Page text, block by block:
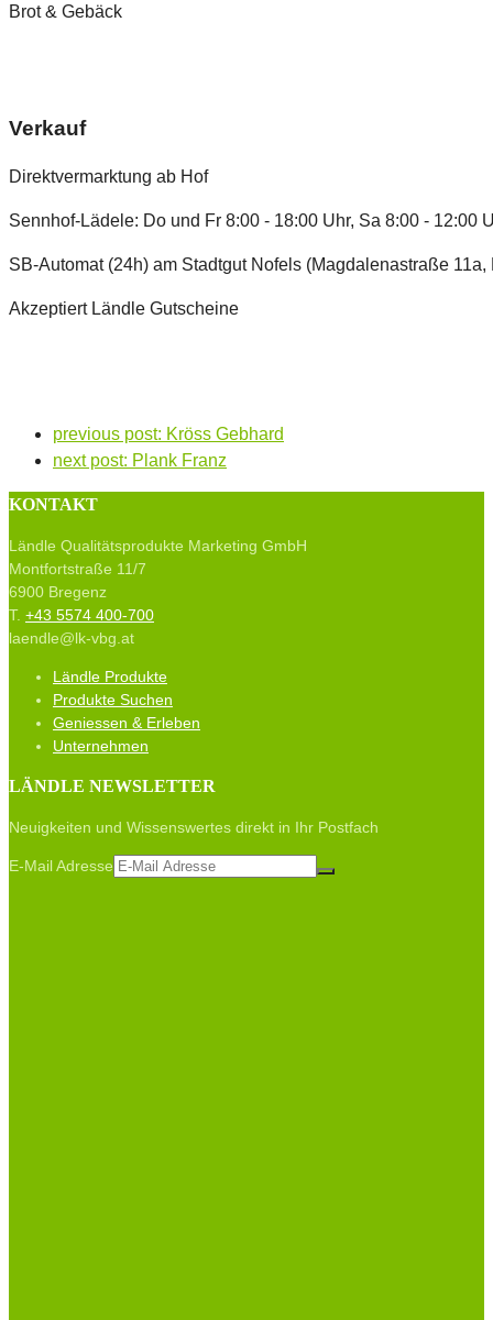
Brot & Gebäck
Verkauf
Direktvermarktung ab Hof
Sennhof-Lädele: Do und Fr 8:00 - 18:00 Uhr, Sa 8:00 - 12:00
SB-Automat (24h) am Stadtgut Nofels (Magdalenastraße 11a,
Akzeptiert Ländle Gutscheine
previous post: Kröss Gebhard
next post: Plank Franz
KONTAKT
Ländle Qualitätsprodukte Marketing GmbH
Montfortstraße 11/7
6900 Bregenz
T. +43 5574 400-700
laendle@lk-vbg.at
Ländle Produkte
Produkte Suchen
Geniessen & Erleben
Unternehmen
LÄNDLE NEWSLETTER
Neuigkeiten und Wissenswertes direkt in Ihr Postfach
E-Mail Adresse